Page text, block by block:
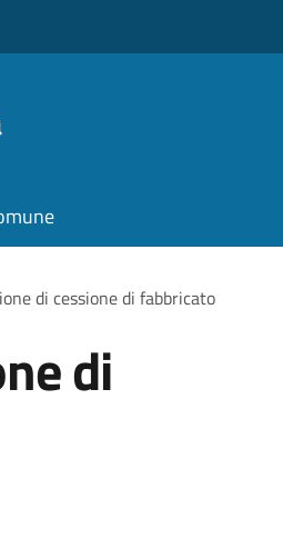
di cessione di fabbricato
di